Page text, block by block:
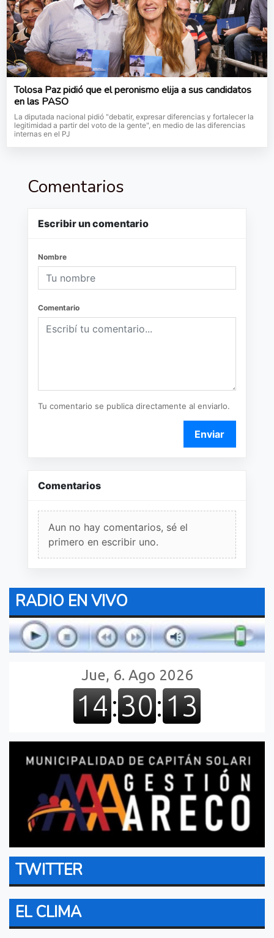
Tolosa Paz pidió que el peronismo elija a sus candidatos
en las PASO
La diputada nacional pidió "debatir, expresar diferencias y fortalecer la
legitimidad a partir del voto de la gente", en medio de las diferencias
internas en el PJ
Comentarios
Escribir un comentario
Nombre
Comentario
Tu comentario se publica directamente al enviarlo.
Enviar
Comentarios
Aun no hay comentarios, sé el
primero en escribir uno.
RADIO EN VIVO
TWITTER
EL CLIMA